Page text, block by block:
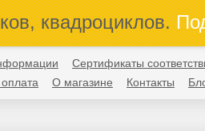
квадроциклов.
Сертификаты
О магазине Контакты